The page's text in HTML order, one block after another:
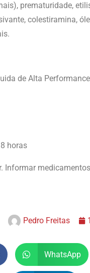
prematuridade,
colestiramina,
de Alta
horas
Informar
Pedro Freitas
WhatsApp